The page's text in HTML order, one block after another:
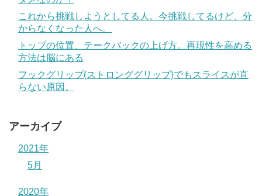
これから挑戦しようとしてる人。今挑戦してるけど、分
からなくなった人へ。
トップの位置、テークバックの上げ方。再現性を高める
方法は脳にある
フックグリップ(ストロンググリップ)でもスライスが直
らない原因。
アーカイブ
2021年
5月
2020年